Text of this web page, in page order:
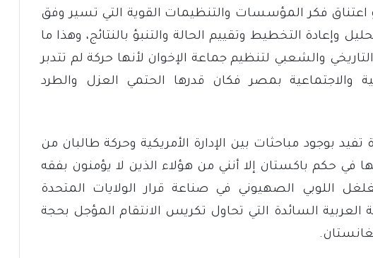
فكر المؤسسات والتنظيمات القوية التي تسير وفق
وإعادة التخطيط وتقييم الحالة والتنبؤ بالنتائج، وهذا ما
والشعبي لتنظيم جماعة الإخوان لأنها حركة لم تتدبر
والاجتماعية بمصر فكان قدرها الحتمي العزل والطرد
تفيد بوجود مباحثات بين الإدارة الأمريكية وحركة طالبان من
في حكم باكستان إلا أنني من هؤلاء الذين لا يؤمنون بفقه
اللوبي الصهيوني في صناعة قرار الولايات المتحدة
العربية السائدة التي تحاول تكريس الانتقام المؤجل بحجة